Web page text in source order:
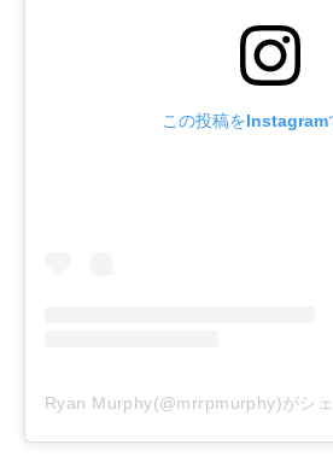
この投稿をInstagram
Ryan Murphy(@mrrpmurphy)がシ